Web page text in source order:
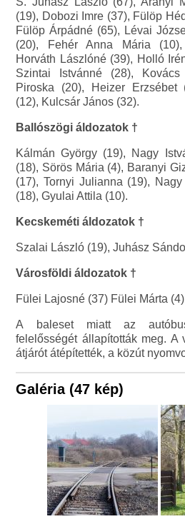
(19), Dobozi Imre (37), Fülöp
Fülöp Árpádné (65), Lévai
(20), Fehér Anna Mária
Horváth Lászlóné (39), Holló
Szintai Istvánné (28),
Piroska (20), Heizer Erzsébet
(12), Kulcsár János (32).
Ballószögi áldozatok †
Kálmán György (19), Nagy
(18), Sörös Mária (4), Baranyi
(17), Tornyi Julianna (19),
(18), Gyulai Attila (10).
Kecskeméti áldozatok †
Szalai László (19), Juhász
Városföldi áldozatok †
Fülei Lajosné (37) Fülei Márta
A baleset miatt az
felelősségét állapították meg. A
átjárót átépítették, a közút
Galéria (47 kép)